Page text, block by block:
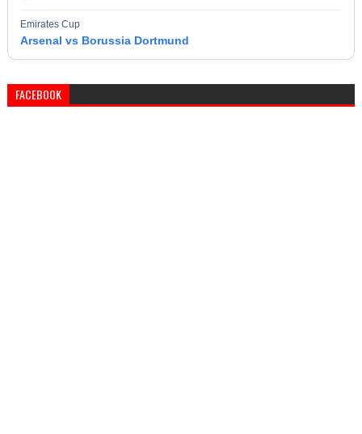
Emirates Cup
Arsenal vs Borussia Dortmund
FACEBOOK